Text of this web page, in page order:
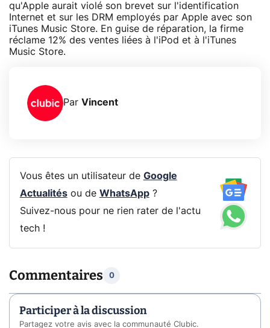
qu'Apple aurait violé son brevet sur l'identification
Internet et sur les DRM employés par Apple avec son
iTunes Music Store. En guise de réparation, la firme
réclame 12% des ventes liées à l'iPod et à l'iTunes
Music Store.
Par Vincent
Vous êtes un utilisateur de Google
Actualitésou de WhatsApp?
Suivez-nous pour ne rien rater de l'actu
tech !
Commentaires 0
Participer à la discussion
Partagez votre avis avec la communauté Clubic.